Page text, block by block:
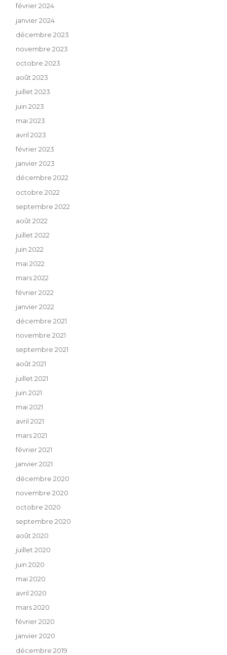
février 2024
janvier 2024
décembre 2023
novembre 2023
octobre 2023
août 2023
juillet 2023
juin 2023
mai 2023
avril 2023
février 2023
janvier 2023
décembre 2022
octobre 2022
septembre 2022
août 2022
juillet 2022
juin 2022
mai 2022
mars 2022
février 2022
janvier 2022
décembre 2021
novembre 2021
septembre 2021
août 2021
juillet 2021
juin 2021
mai 2021
avril 2021
mars 2021
février 2021
janvier 2021
décembre 2020
novembre 2020
octobre 2020
septembre 2020
août 2020
juillet 2020
juin 2020
mai 2020
avril 2020
mars 2020
février 2020
janvier 2020
décembre 2019